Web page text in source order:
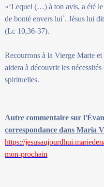
«‘Lequel (…) à ton avis, a été
de bonté envers lui`. Jésus lui
(Lc 10,36-37).
Recourrons à la Vierge Marie
aidera à découvrir les
spirituelles.
Autre commentaire sur
correspondance dans Maria
https://
mon-prochain